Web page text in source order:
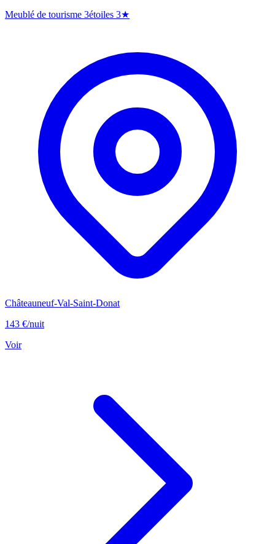
Meublé de tourisme 3étoiles 3★
Châteauneuf-Val-Saint-Donat
143 €/nuit
Voir